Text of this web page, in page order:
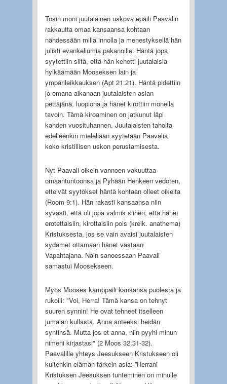
Tosin moni juutalainen uskova epäili Paavalin
rakkautta omaa kansaansa kohtaan
nähdessään millä innolla ja menestyksellä hän
julisti evankeliumia pakanoille. Häntä jopa
syytettiin siitä, että hän kehotti juutalaisia
hylkäämään Mooseksen lain ja
ympärileikkauksen (Apt 21:21). Häntä pidettiin
jo omana aikanaan juutalaisten asian
pettäjänä, luopiona ja hänet kirottiin monella
tavoin. Tämä kiroaminen on jatkunut läpi
kahden vuosituhannen. Juutalaisten taholta
edelleenkin mielellään syytetään Paavalia
koko kristillisen uskon perustamisesta.
Nyt Paavali oikein vannoen vakuuttaa
omaantuntoonsa ja Pyhään Henkeen vedoten,
etteivät syytökset häntä kohtaan olleet oikeita
(Room 9:1). Hän rakasti kansaansa niin
syvästi, että oli jopa valmis siihen, että hänet
erotettaisiin, kirottaisiin pois (kreik. anathema)
Kristuksesta, jos se vain avaisi juutalaisten
sydämet ottamaan hänet vastaan
Vapahtajana. Näin sanoessaan Paavali
samastui Moosekseen.
Myös Mooses kamppaili kansansa puolesta ja
rukoili: "Voi, Herra! Tämä kansa on tehnyt
suuren synnin! He ovat tehneet itselleen
jumalan kullasta. Anna anteeksi heidän
syntinsä. Mutta jos et anna, niin pyyhi minun
nimeni kirjastasi" (2 Moos 32:31-32).
Paavalille yhteys Jeesukseen Kristukseen oli
kuitenkin elämän tärkein asia: ”Herrani
Kristuksen Jeesuksen tunteminen on minulle